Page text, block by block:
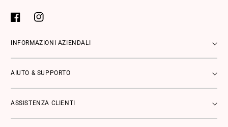
del
FacebookInstagram
INFORMAZIONI AZIENDALI
AIUTO & SUPPORTO
ASSISTENZA CLIENTI